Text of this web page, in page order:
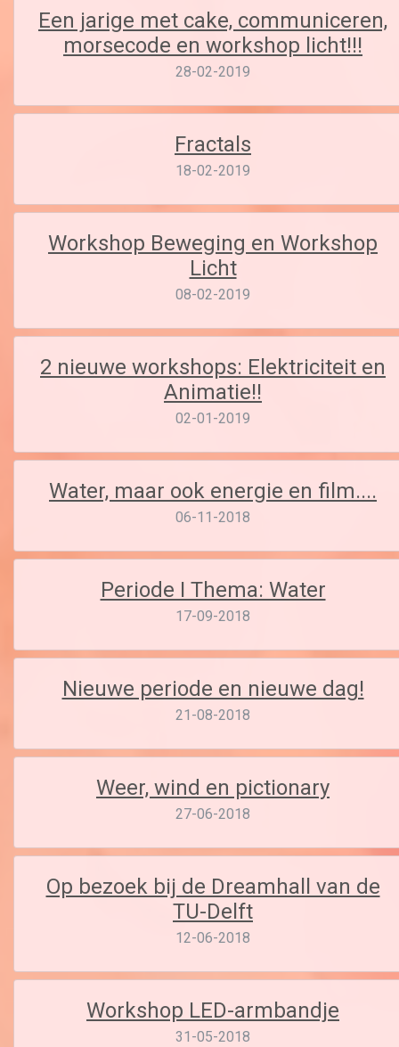
Een jarige met cake, communiceren,
morsecode en workshop licht!!!
28-02-2019
Fractals
18-02-2019
Workshop Beweging en Workshop
Licht
08-02-2019
2 nieuwe workshops: Elektriciteit en
Animatie!!
02-01-2019
Water, maar ook energie en film....
06-11-2018
Periode I Thema: Water
17-09-2018
Nieuwe periode en nieuwe dag!
21-08-2018
Weer, wind en pictionary
27-06-2018
Op bezoek bij de Dreamhall van de
TU-Delft
12-06-2018
Workshop LED-armbandje
31-05-2018